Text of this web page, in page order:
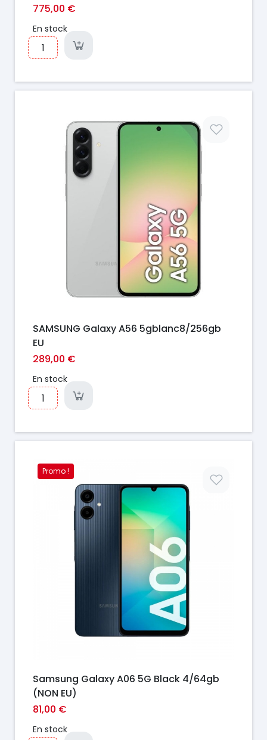
775,00 €
En stock
SAMSUNG Galaxy A56 5gblanc8/256gb
EU
289,00 €
En stock
Promo !
Samsung Galaxy A06 5G Black 4/64gb
(NON EU)
81,00 €
En stock